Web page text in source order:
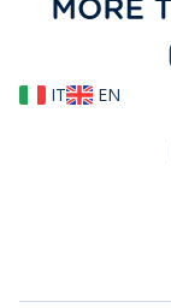
IT EN